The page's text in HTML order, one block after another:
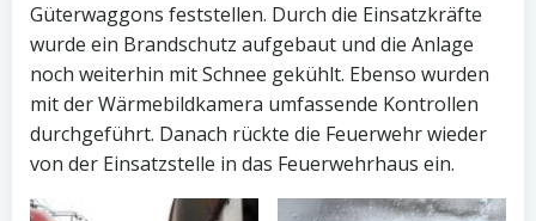
Güterwaggons feststellen. Durch die Einsatzkräfte
wurde ein Brandschutz aufgebaut und die Anlage
noch weiterhin mit Schnee gekühlt. Ebenso wurden
mit der Wärmebildkamera umfassende Kontrollen
durchgeführt. Danach rückte die Feuerwehr wieder
von der Einsatzstelle in das Feuerwehrhaus ein.